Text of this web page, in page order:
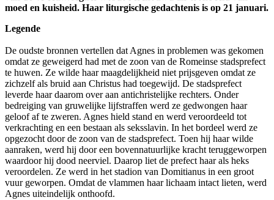
moed en kuisheid. Haar liturgische gedachtenis is op 21 januari.
Legende
De oudste bronnen vertellen dat Agnes in problemen was gekomen
omdat ze geweigerd had met de zoon van de Romeinse stadsprefect
te huwen. Ze wilde haar maagdelijkheid niet prijsgeven omdat ze
zichzelf als bruid aan Christus had toegewijd. De stadsprefect
leverde haar daarom over aan antichristelijke rechters. Onder
bedreiging van gruwelijke lijfstraffen werd ze gedwongen haar
geloof af te zweren. Agnes hield stand en werd veroordeeld tot
verkrachting en een bestaan als seksslavin. In het bordeel werd ze
opgezocht door de zoon van de stadsprefect. Toen hij haar wilde
aanraken, werd hij door een bovennatuurlijke kracht teruggeworpen
waardoor hij dood neerviel. Daarop liet de prefect haar als heks
veroordelen. Ze werd in het stadion van Domitianus in een groot
vuur geworpen. Omdat de vlammen haar lichaam intact lieten, werd
Agnes uiteindelijk onthoofd.